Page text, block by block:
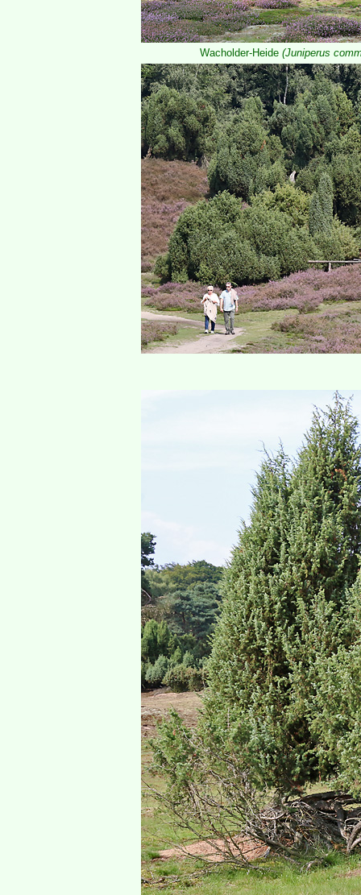
Wacholder-Heide (Juniperus